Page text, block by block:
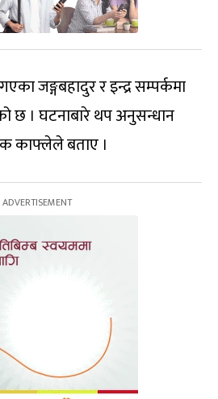
जङ्गबहादुर र इन्द्र सम्पर्कमा
छ । घटनाबारे थप अनुसन्धान
काफ्लेले बताए ।